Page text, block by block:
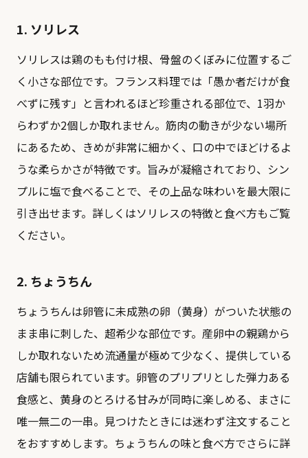
1. ソリレス
ソリレスは鶏のもも付け根、骨盤のくぼみに位置するご
く小さな部位です。フランス料理では「愚か者だけが食
べずに残す」と言われるほど珍重される部位で、1羽か
らわずか2個しか取れません。筋肉の動きが少ない場所
にあるため、きめが非常に細かく、口の中でほどけるよ
うな柔らかさが特徴です。旨みが凝縮されており、シン
プルに塩で食べることで、その上品な味わいを最大限に
引き出せます。詳しくはソリレスの特徴と食べ方もご覧
ください。
2. ちょうちん
ちょうちんは卵管に未成熟の卵（黄身）がついた状態の
まま串に刺した、超希少な部位です。産卵中の親鶏から
しか取れないため流通量が極めて少なく、提供している
店舗も限られています。卵管のプリプリとした弾力ある
食感と、黄身のとろける甘みが同時に楽しめる、まさに
唯一無二の一串。見つけたときには迷わず注文すること
をおすすめします。 ちょうちんの味と食べ方でさらに詳